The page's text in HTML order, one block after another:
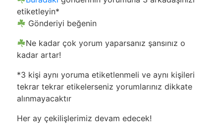
etiketleyin*
Gönderiyi beğenin
Ne kadar çok yorum yaparsanız şansınız o
kadar artar!
*3 kişi aynı yoruma etiketlenmeli ve aynı kişileri
tekrar tekrar etikelerseniz yorumlarınız dikkate
alınmayacaktır
Her ay çekilişlerimiz devam edecek!